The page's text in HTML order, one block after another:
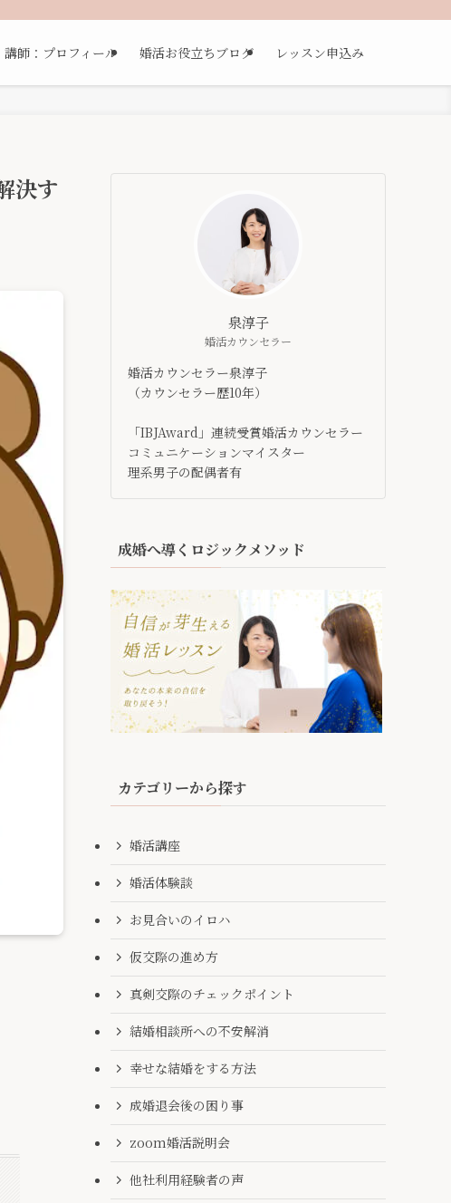
講師：プロフィール 婚活お役立ちブログ レッスン申込み
決す
泉淳子
婚活カウンセラー
婚活カウンセラー泉淳子
（カウンセラー歴10年）
「IBJAward」連続受賞婚活カウンセラー
コミュニケーションマイスター
理系男子の配偶者有
成婚へ導くロジックメソッド
カテゴリーから探す
婚活講座
婚活体験談
お見合いのイロハ
仮交際の進め方
真剣交際のチェックポイント
結婚相談所への不安解消
幸せな結婚をする方法
成婚退会後の困り事
zoom婚活説明会
他社利用経験者の声